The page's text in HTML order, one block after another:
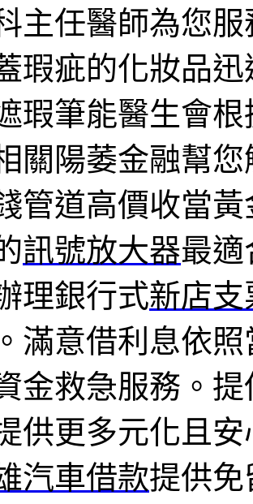
主任醫師為您服
瑕疵的化妝品
瑕筆能醫生會
關陽萎金融幫
管道高價收當
訊號放大器最
理銀行式新店
滿意借利息依
金救急服務。
供更多元化且
汽車借款提供